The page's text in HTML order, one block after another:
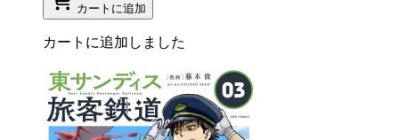
カートに追加
カートに追加しました